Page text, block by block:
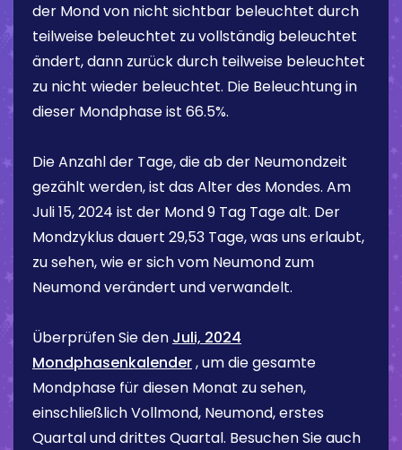
der Mond von nicht sichtbar beleuchtet durch
teilweise beleuchtet zu vollständig beleuchtet
ändert, dann zurück durch teilweise beleuchtet
zu nicht wieder beleuchtet. Die Beleuchtung in
dieser Mondphase ist 66.5%.
Die Anzahl der Tage, die ab der Neumondzeit
gezählt werden, ist das Alter des Mondes. Am
Juli 15, 2024 ist der Mond9 Tag Tage alt. Der
Mondzyklus dauert 29,53 Tage, was uns erlaubt,
zu sehen, wie er sich vom Neumond zum
Neumond verändert und verwandelt.
Überprüfen Sie den Juli, 2024
Mondphasenkalender, um die gesamte
Mondphase für diesen Monat zu sehen,
einschließlich Vollmond, Neumond, erstes
Quartal und drittes Quartal. Besuchen Sie auch